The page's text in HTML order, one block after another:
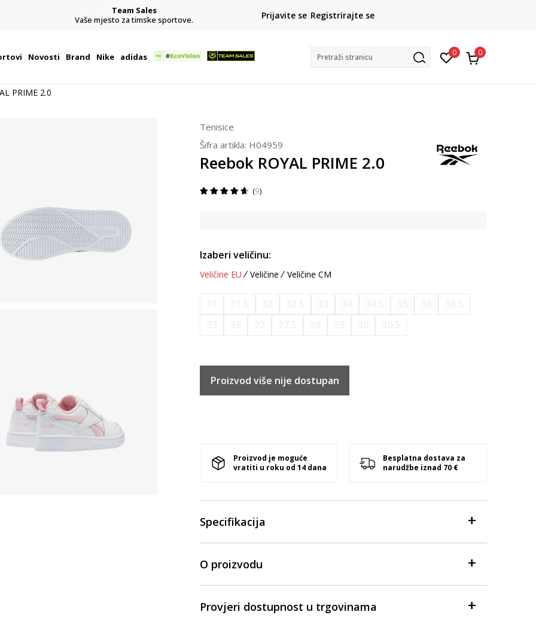
Team Sales
Vaše mjesto za timske sportove.
CLICK& COLLECT
besplatno preuzimanje u trgovini
Prijavite se Registrirajte se
Novosti Brand Nike adidas Pretraži stranicu 0 0
PRIME 2.0
Tenisice
Šifra artikla: H04959
Reebok ROYAL PRIME 2.0
9
Izaberi veličinu:
Veličine EU Veličine Veličine CM
Proizvod više nije dostupan
Proizvod je moguće
vratiti u roku od 14 dana
Besplatna dostava za
narudžbe iznad 70 €
Specifikacija
O proizvodu
Provjeri dostupnost u trgovinama